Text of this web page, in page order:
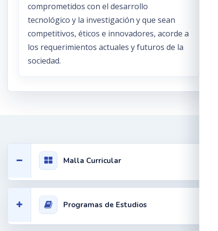
comprometidos con el desarrollo
tecnológico y la investigación y que sean
competitivos, éticos e innovadores, acorde a
los requerimientos actuales y futuros de la
sociedad.
Malla Curricular
Programas de Estudios